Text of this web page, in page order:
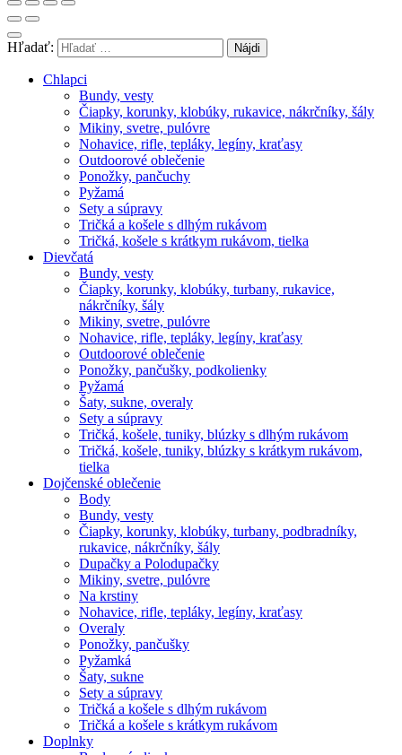
Hľadať:
Chlapci
Bundy, vesty
Čiapky, korunky, klobúky, rukavice, nákrčníky, šály
Mikiny, svetre, pulóvre
Nohavice, rifle, tepláky, legíny, kraťasy
Outdoorové oblečenie
Ponožky, pančuchy
Pyžamá
Sety a súpravy
Tričká a košele s dlhým rukávom
Tričká, košele s krátkym rukávom, tielka
Dievčatá
Bundy, vesty
Čiapky, korunky, klobúky, turbany, rukavice,
nákrčníky, šály
Mikiny, svetre, pulóvre
Nohavice, rifle, tepláky, legíny, kraťasy
Outdoorové oblečenie
Ponožky, pančušky, podkolienky
Pyžamá
Šaty, sukne, overaly
Sety a súpravy
Tričká, košele, tuniky, blúzky s dlhým rukávom
Tričká, košele, tuniky, blúzky s krátkym rukávom,
tielka
Dojčenské oblečenie
Body
Bundy, vesty
Čiapky, korunky, klobúky, turbany, podbradníky,
rukavice, nákrčníky, šály
Dupačky a Polodupačky
Mikiny, svetre, pulóvre
Na krstiny
Nohavice, rifle, tepláky, legíny, kraťasy
Overaly
Ponožky, pančušky
Pyžamká
Šaty, sukne
Sety a súpravy
Tričká a košele s dlhým rukávom
Tričká a košele s krátkym rukávom
Doplnky